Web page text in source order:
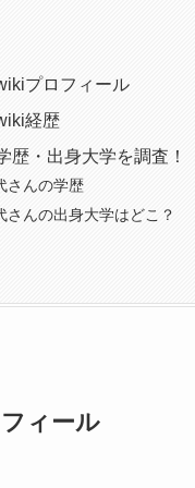
プロフィール
経歴
歴・出身大学を調査！
さんの学歴
さんの出身大学はどこ？
ィール